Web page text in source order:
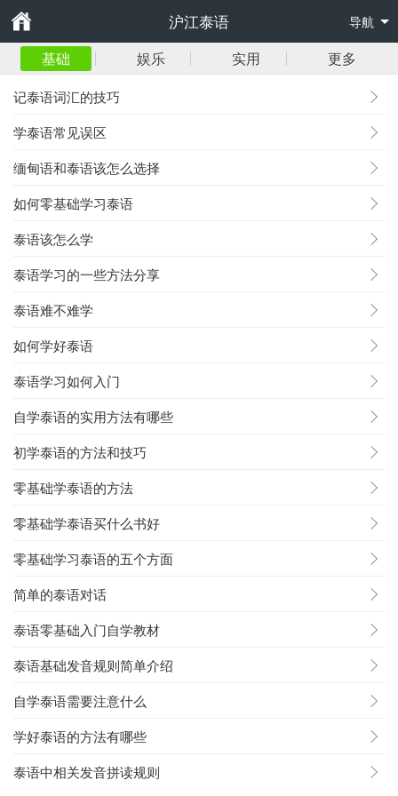
沪江泰语 导航
基础 娱乐 实用 更多
记泰语词汇的技巧
学泰语常见误区
缅甸语和泰语该怎么选择
如何零基础学习泰语
泰语该怎么学
泰语学习的一些方法分享
泰语难不难学
如何学好泰语
泰语学习如何入门
自学泰语的实用方法有哪些
初学泰语的方法和技巧
零基础学泰语的方法
零基础学泰语买什么书好
零基础学习泰语的五个方面
简单的泰语对话
泰语零基础入门自学教材
泰语基础发音规则简单介绍
自学泰语需要注意什么
学好泰语的方法有哪些
泰语中相关发音拼读规则